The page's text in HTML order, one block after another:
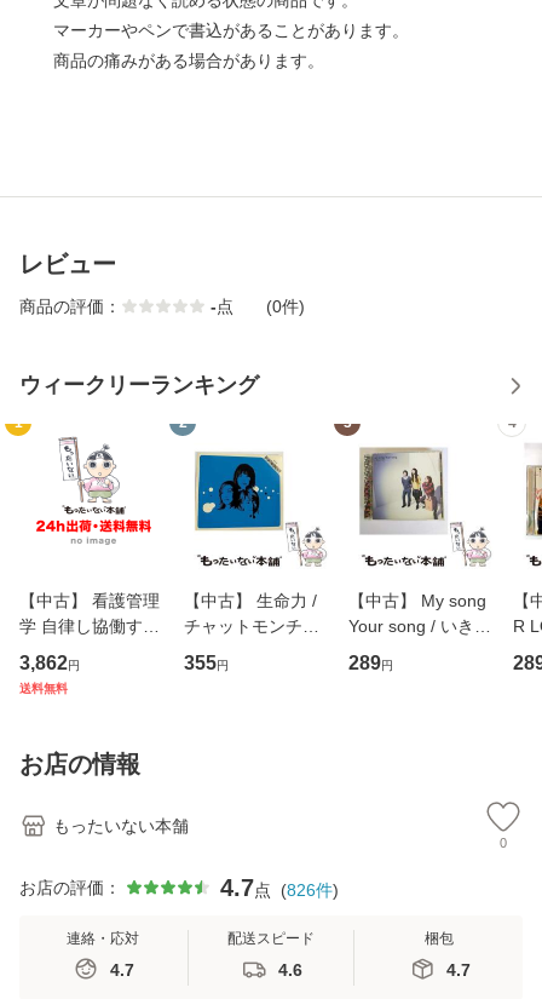
マーカーやペンで書込があることがあります。
商品の痛みがある場合があります。
レビュー
商品の評価： -点 (0件)
ウィークリーランキング
1
【中古】 看護管理
学 自律し協働する
専門職の看護マネ
ジメントスキル 改
恵 藤本幸三 / 南江
堂 [単行
3,862円
送料無料
2
【中古】 生命力 /
チャットモンチー /
キューンレコード
[CD]【メール便送
355円
3
【中古】 My song
Your song / いきも
のがかり / [CD]
【メール便送料無
289円
4
【
R
産
お店の情報
もったいない本舗
0
お店の評価： 4.7点 (826件)
連絡・応対
4.7
配送スピード
4.6
梱包
4.7